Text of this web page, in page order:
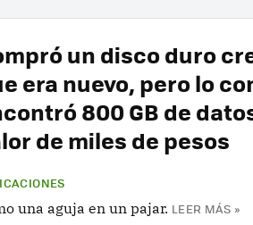
un disco duro
era nuevo, pero lo
800 GB de
de miles de pesos
una aguja en un pajar. LEER MÁS »